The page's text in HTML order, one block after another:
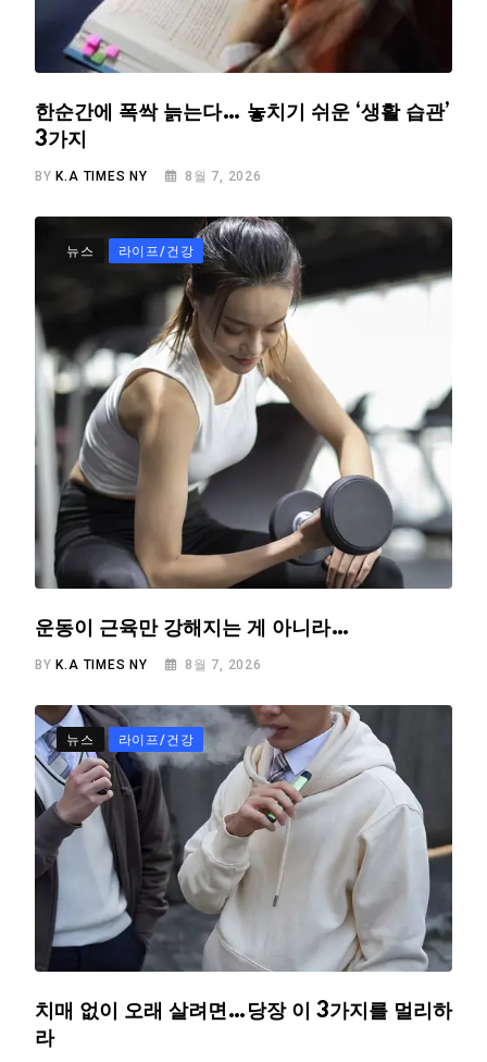
한순간에 폭싹 늙는다… 놓치기 쉬운 ‘생활 습관’
3가지
BY K.A TIMES NY 8월 7, 2026
뉴스 라이프/건강
운동이 근육만 강해지는 게 아니라…
BY K.A TIMES NY 8월 7, 2026
뉴스 라이프/건강
치매 없이 오래 살려면…당장 이 3가지를 멀리하
라